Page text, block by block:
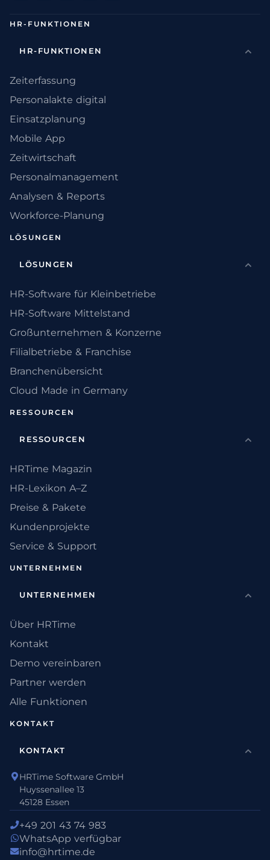
HR-FUNKTIONEN
HR-FUNKTIONEN
Zeiterfassung
Personalakte digital
Einsatzplanung
Mobile App
Zeitwirtschaft
Personalmanagement
Analysen & Reports
Workforce-Planung
LÖSUNGEN
LÖSUNGEN
HR-Software für Kleinbetriebe
HR-Software Mittelstand
Großunternehmen & Konzerne
Filialbetriebe & Franchise
Branchenübersicht
Cloud Made in Germany
RESSOURCEN
RESSOURCEN
HRTime Magazin
HR-Lexikon A–Z
Preise & Pakete
Kundenprojekte
Service & Support
UNTERNEHMEN
UNTERNEHMEN
Über HRTime
Kontakt
Demo vereinbaren
Partner werden
Alle Funktionen
KONTAKT
KONTAKT
HRTime Software GmbH
Huyssenallee 13
45128 Essen
+49 201 43 74 983
WhatsApp verfügbar
info@hrtime.de